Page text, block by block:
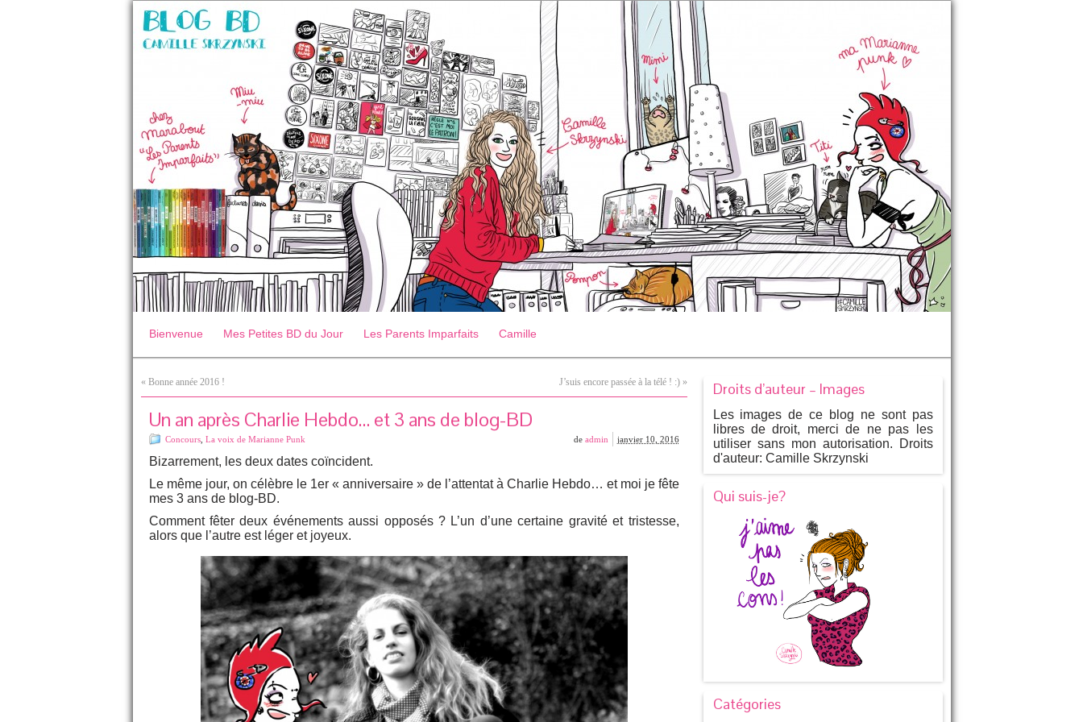
Bienvenue Mes Petites BD du Jour Les Parents Imparfaits Camille
« Bonne année 2016 ! J’suis encore passée à la télé ! :)»
Un an après Charlie Hebdo… et 3 ans de blog-BD
Concours, La voix de Marianne Punk janvier 10, 2016
de admin
Bizarrement, les deux dates coïncident.
Le même jour, on célèbre le 1er « anniversaire » de l’attentat à Charlie Hebdo… et moi je fête
mes 3 ans de blog-BD.
Comment fêter deux événements aussi opposés ? L’un d’une certaine gravité et tristesse,
alors que l’autre est léger et joyeux.
Droits d’auteur – Images
Les images de ce blog ne sont pas
libres de droit, merci de ne pas les
utiliser sans mon autorisation. Droits
d'auteur: Camille Skrzynski
Qui suis-je?
Catégories